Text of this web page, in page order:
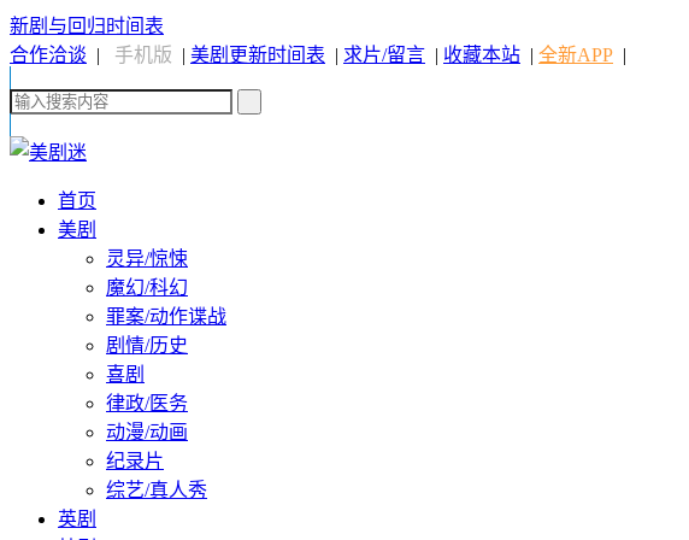
新剧与回归时间表
合作洽谈 | 手机版 | 美剧更新时间表 | 求片/留言 | 收藏本站 | 全新APP |
首页
美剧
灵异/惊悚
魔幻/科幻
罪案/动作谍战
剧情/历史
喜剧
律政/医务
动漫/动画
纪录片
综艺/真人秀
英剧